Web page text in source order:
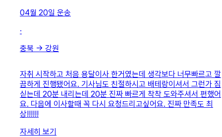
04월 20일 운송
·
충북 → 강원
자취 시작하고 처음 용달이사 한거였는데 생각보다 너무빠르고 깔
끔하게 진행됐어요. 기사님도 친절하시고 배테랑이셔서 그런가 짐
싣는데 20분 내리는데 20분 진짜 빠르게 착착 도와주셔서 편했어
요. 다음에 이사할때 꼭 다시 요청드리고싶어요. 진짜 만족도 최
상!!!!!!
자세히 보기